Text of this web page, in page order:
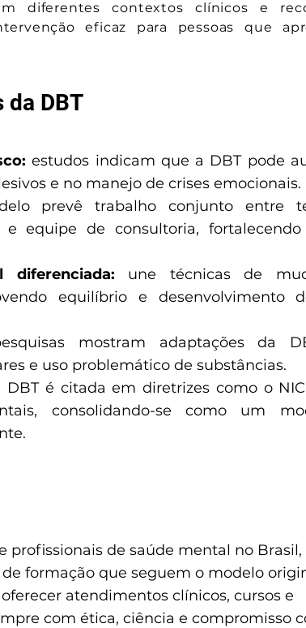
diferentes contextos clínicos e
eficaz para pessoas que
DBT
estudos indicam que a DBT pode
e no manejo de crises emocionais.
prevê trabalho conjunto entre
equipe de consultoria,
diferenciada: une técnicas de
equilíbrio e desenvolvimento
mostram adaptações da
e uso problemático de substâncias.
DBT é citada em diretrizes como o
consolidando-se como um
profissionais de saúde mental no Brasil,
formação que seguem o modelo
atendimentos clínicos, cursos e
com ética, ciência e compromisso